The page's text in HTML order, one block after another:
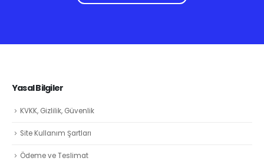
Yasal Bilgiler
KVKK, Gizlilik, Güvenlik
Site Kullanım Şartları
Ödeme ve Teslimat